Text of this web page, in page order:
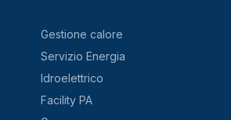
Gestione calore
Servizio Energia
Idroelettrico
Facility PA